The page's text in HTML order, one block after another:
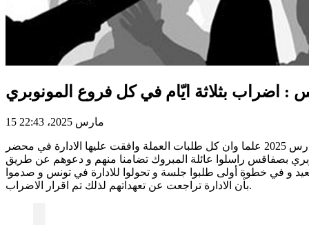
: اضراب بثلاثة ايّام في كل فروع المونوبري
15 مارس 2025، 22:43
وجّه الاتحاد الجهوي للشغل بصفاقس برقيّة اعلام بالاضراب في كامل فروع الفضاء التجاري مونوبري بصفاقس وذلك ايام 28 و 29 و 30 مارس 2025 علما وان كل طلبات العملة وافقت عليها الادارة في محضر
عمال المونوبري بصفاقس راسلوا عائلة المبروك تضامنا منهم و دعوهم عن طريق
و في خطوة أولى طلبوا جلسة و تحولوا للادارة في تونس و صدموا
بأن الادارة تراجعت عن تعهداتهم لذلك تم اقرار الاضراب.